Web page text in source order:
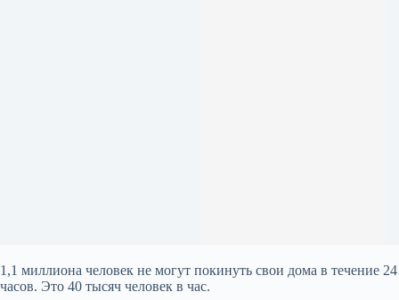
1,1 миллиона человек не могут покинуть свои дома в течение 24
часов. Это 40 тысяч человек в час.